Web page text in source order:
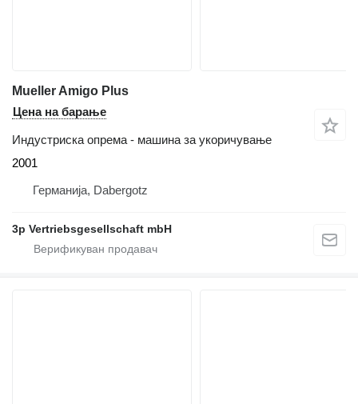
Mueller Amigo Plus
Цена на барање
Индустриска опрема - машина за укоричување
2001
Германија, Dabergotz
3p Vertriebsgesellschaft mbH